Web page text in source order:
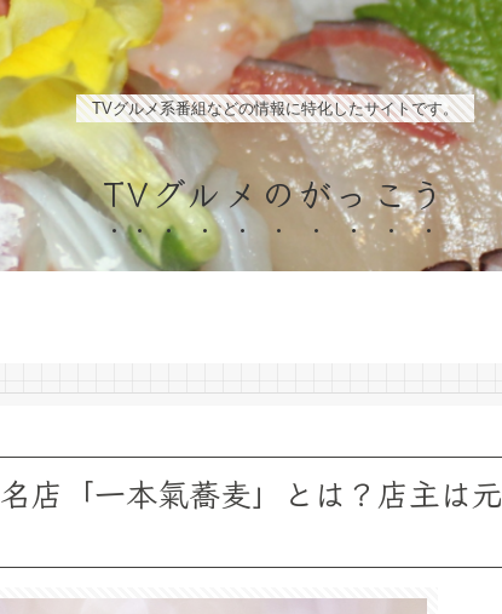
TVグルメ系番組などの情報に特化したサイトです。
TVグルメのがっこう
店「一本氣蕎麦」とは？店主は元